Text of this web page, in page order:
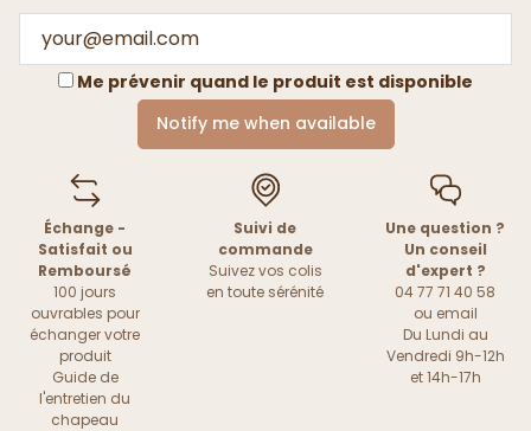
Me prévenir quand le produit est disponible
Notify me when available
Échange -
Satisfait ou
Remboursé
100 jours
ouvrables pour
échanger votre
produit
Guide de
l'entretien du
chapeau
Suivi de
commande
Suivez vos colis
en toute sérénité
Une question ?
Un conseil
d'expert ?
04 77 71 40 58
ou email
Du Lundi au
Vendredi 9h-12h
et 14h-17h